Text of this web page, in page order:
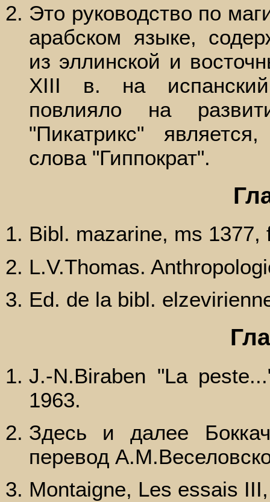
Это руководство по
арабском языке,
из эллинской и
XIII в. на
повлияло на
"Пикатрикс"
слова "Гиппократ".
Bibl. mazarine, ms 1377,
L.V.Thomas.
Ed. de la bibl.
J.-N.Biraben "La
1963.
Здесь и далее
перевод
Montaigne, Les essais